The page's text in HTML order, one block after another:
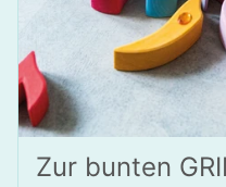
Zur bunten